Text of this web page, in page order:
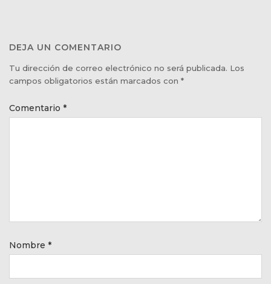
DEJA UN COMENTARIO
Tu dirección de correo electrónico no será publicada. Los
campos obligatorios están marcados con *
Comentario *
Nombre *